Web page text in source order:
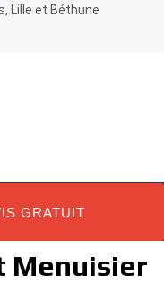
Lille et Béthune
GRATUIT
Menuisier